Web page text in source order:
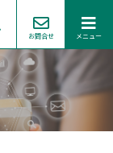
お問合せ メニュー